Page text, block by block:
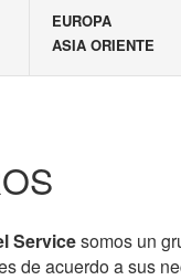
EUROPA
ASIA ORIENTE
Servicesomos un
de acuerdo a sus